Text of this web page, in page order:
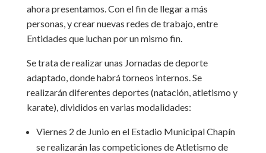
ahora presentamos. Con el fin de llegar a más
personas, y crear nuevas redes de trabajo, entre
Entidades que luchan por un mismo fin.
Se trata de realizar unas Jornadas de deporte
adaptado, donde habrá torneos internos. Se
realizarán diferentes deportes (natación, atletismo y
karate), divididos en varias modalidades:
Viernes 2 de Junio en el Estadio Municipal Chapín
se realizarán las competiciones de Atletismo de